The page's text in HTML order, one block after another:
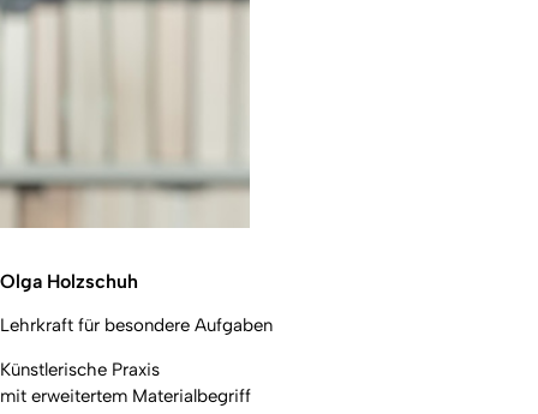
Olga Holzschuh
Lehrkraft für besondere Aufgaben
Künstlerische Praxis
mit erweitertem Materialbegriff